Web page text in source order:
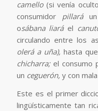
camello(si venía
consumidor pillaráun
osábana liaráel
circulando entre los
olerá a uña), hasta
chicharra;el consumo
un ceguerón, y con
Este es el primer
lingüísticamente tan